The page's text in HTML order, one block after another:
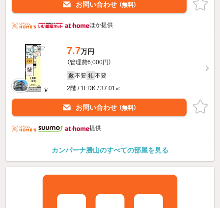
お問い合わせ （無料）
ほか提供
7.7万円
（管理費6,000円）
敷 不要 礼 不要
2階 / 1LDK / 37.01㎡
お問い合わせ （無料）
提供
カンパーナ勝山のすべての部屋を見る